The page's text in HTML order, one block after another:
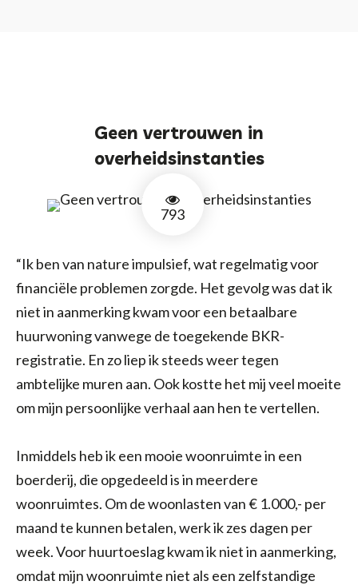
NIEUWS
CONTACT
Gratis en anoniem advies of een luisterend
oor: 06 - 145 290 69
Geen vertrouwen in
overheidsinstanties
793
“Ik ben van nature impulsief, wat regelmatig voor
financiële problemen zorgde. Het gevolg was dat ik
niet in aanmerking kwam voor een betaalbare
huurwoning vanwege de toegekende BKR-
registratie. En zo liep ik steeds weer tegen
ambtelijke muren aan. Ook kostte het mij veel moeite
om mijn persoonlijke verhaal aan hen te vertellen.
Inmiddels heb ik een mooie woonruimte in een
boerderij, die opgedeeld is in meerdere
woonruimtes. Om de woonlasten van € 1.000,- per
maand te kunnen betalen, werk ik zes dagen per
week. Voor huurtoeslag kwam ik niet in aanmerking,
omdat mijn woonruimte niet als een zelfstandige